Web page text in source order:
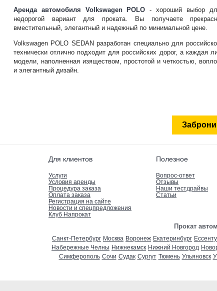
Аренда автомобиля Volkswagen POLO - хороший выбор
недорогой вариант для проката. Вы получаете
вместительный, элегантный и надежный по минимальной цене.
Volkswagen POLO SEDAN разработан специально для
технически отлично подходит для российских дорог, а каждая
модели, наполненная изяществом, простотой и четкостью,
и элегантный дизайн.
Для клиентов
Услуги
Условия аренды
Процедура заказа
Оплата заказа
Регистрация на сайте
Новости и спецпредложения
Клуб Напрокат
Полезное
Вопрос-ответ
Отзывы
Наши тестдрайвы
Статьи
Прокат
Санкт-Петербург Москва Воронеж Екатеринбург
Набережные Челны Нижнекамск Нижний Новгород
Симферополь Сочи Судак Сургут Тюмень Ульяновск